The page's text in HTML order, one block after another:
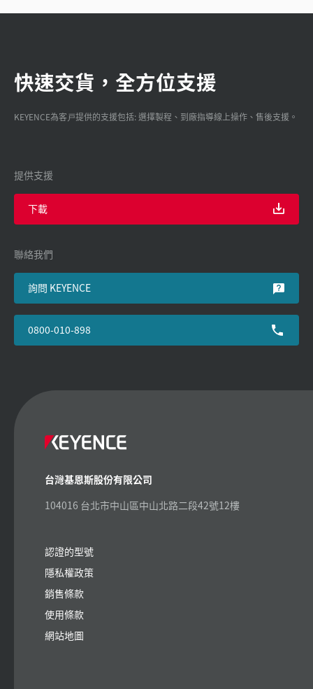
快速交貨，全方位支援
KEYENCE為客戸提供的支援包括: 選擇製程、到廠指導線上操作、售後支援。
提供支援
下載
聯絡我們
詢問 KEYENCE
0800-010-898
台灣基恩斯股份有限公司
104016 台北市中山區中山北路二段42號12樓
認證的型號
隱私權政策
銷售條款
使用條款
網站地圖